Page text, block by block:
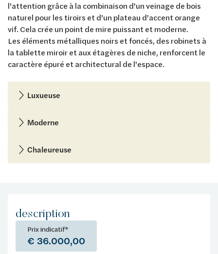
l'attention grâce à la combinaison d'un veinage de bois
naturel pour les tiroirs et d'un plateau d'accent orange
vif. Cela crée un point de mire puissant et moderne.
Les éléments métalliques noirs et foncés, des robinets à
la tablette miroir et aux étagères de niche, renforcent le
caractère épuré et architectural de l'espace.
Luxueuse
Moderne
Chaleureuse
description
Prix indicatif*
€ 36.000,00